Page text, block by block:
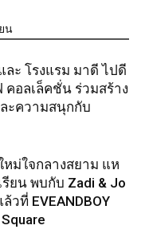
น
ะ โรงแรม มาดี ไปดี
คอลเล็คชั่น ร่วมสร้าง
ะความสนุกกับ
ม่ใจกลางสยาม แห
ยน พบกับ Zadi & Jo
วที่ EVEANDBOY